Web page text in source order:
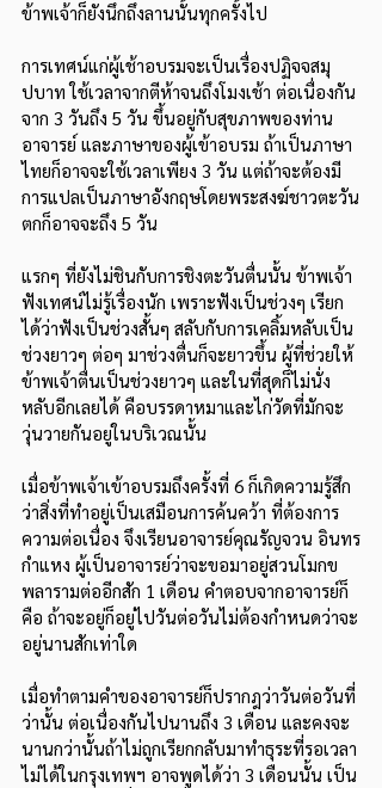
ข้าพเจ้าก็ยังนึกถึงลานนั้นทุกครั้งไป
การเทศน์แก่ผู้เช้าอบรมจะเป็นเรื่องปฏิจจสมุ
ปบาท ใช้เวลาจากตีห้าจนถึงโมงเช้า ต่อเนื่องกัน
จาก 3 วันถึง 5 วัน ขึ้นอยู่กับสุขภาพของท่าน
อาจารย์ และภาษาของผู้เข้าอบรม ถ้าเป็นภาษา
ไทยก็อาจจะใช้เวลาเพียง 3 วัน แต่ถ้าจะต้องมี
การแปลเป็นภาษาอังกฤษโดยพระสงฆ์ชาวตะวัน
ตกก็อาจจะถึง 5 วัน
แรกๆ ที่ยังไม่ชินกับการชิงตะวันตื่นนั้น ข้าพเจ้า
ฟังเทศน์ไม่รู้เรื่องนัก เพราะฟังเป็นช่วงๆ เรียก
ได้ว่าฟังเป็นช่วงสั้นๆ สลับกับการเคลิ้มหลับเป็น
ช่วงยาวๆ ต่อๆ มาช่วงตื่นก็จะยาวขึ้น ผู้ที่ช่วยให้
ข้าพเจ้าตื่นเป็นช่วงยาวๆ และในที่สุดก็ไม่นั่ง
หลับอีกเลยได้ คือบรรดาหมาและไก่วัดที่มักจะ
วุ่นวายกันอยู่ในบริเวณนั้น
เมื่อข้าพเจ้าเข้าอบรมถึงครั้งที่ 6 ก็เกิดความรู้สึก
ว่าสิ่งที่ทำอยู่เป็นเสมือนการค้นคว้า ที่ต้องการ
ความต่อเนื่อง จึงเรียนอาจารย์คุณรัญจวน อินทร
กำแหง ผู้เป็นอาจารย์ว่าจะขอมาอยู่สวนโมกข
พลารามต่ออีกสัก 1 เดือน คำตอบจากอาจารย์ก็
คือ ถ้าจะอยู่ก็อยู่ไปวันต่อวันไม่ต้องกำหนดว่าจะ
อยู่นานสักเท่าใด
เมื่อทำตามคำของอาจารย์ก็ปรากฎว่าวันต่อวันที่
ว่านั้น ต่อเนื่องกันไปนานถึง 3 เดือน และคงจะ
นานกว่านั้นถ้าไม่ถูกเรียกกลับมาทำธุระที่รอเวลา
ไม่ได้ในกรุงเทพฯ อาจพูดได้ว่า 3 เดือนนั้น เป็น